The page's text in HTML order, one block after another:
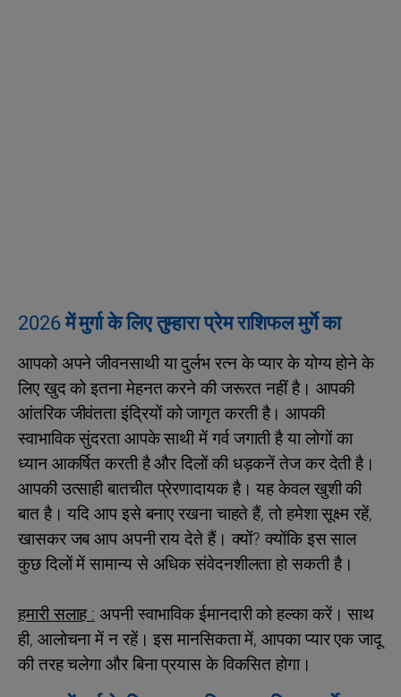
2026 में मुर्गा के लिए तुम्हारा प्रेम राशिफल मुर्गे का
आपको अपने जीवनसाथी या दुर्लभ रत्न के प्यार के योग्य होने के
लिए खुद को इतना मेहनत करने की जरूरत नहीं है। आपकी
आंतरिक जीवंतता इंद्रियों को जागृत करती है। आपकी
स्वाभाविक सुंदरता आपके साथी में गर्व जगाती है या लोगों का
ध्यान आकर्षित करती है और दिलों की धड़कनें तेज कर देती है।
आपकी उत्साही बातचीत प्रेरणादायक है। यह केवल खुशी की
बात है। यदि आप इसे बनाए रखना चाहते हैं, तो हमेशा सूक्ष्म रहें,
खासकर जब आप अपनी राय देते हैं। क्यों? क्योंकि इस साल
कुछ दिलों में सामान्य से अधिक संवेदनशीलता हो सकती है।
हमारी सलाह :अपनी स्वाभाविक ईमानदारी को हल्का करें। साथ
ही, आलोचना में न रहें। इस मानसिकता में, आपका प्यार एक जादू
की तरह चलेगा और बिना प्रयास के विकसित होगा।